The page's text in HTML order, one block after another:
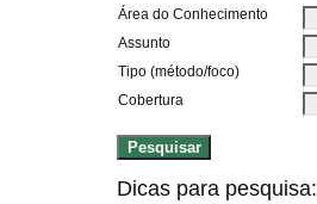
Área do Conhecimento
Assunto
Tipo (método/foco)
Cobertura
Dicas para pesquisa: